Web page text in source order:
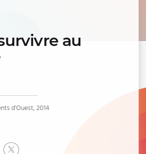
au
d'Ouest, 2014